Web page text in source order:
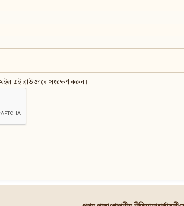
এই ব্রাউজারে সংরক্ষণ করুন।